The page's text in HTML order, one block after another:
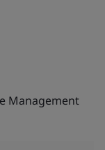
Management